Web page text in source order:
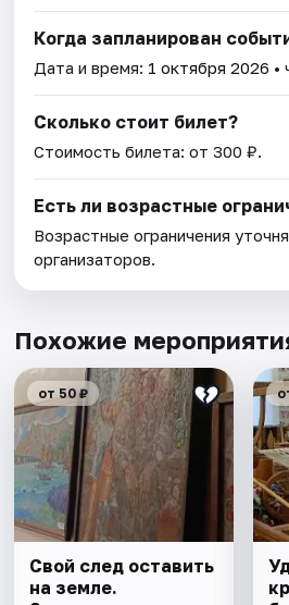
Когда запланирован
Дата и время: 1 октября 2026 •
Сколько стоит билет?
Стоимость билета: от 300 ₽.
Есть ли возрастные
Возрастные ограничения
организаторов.
Похожие
от 50 ₽
Свой след оставить
на земле.